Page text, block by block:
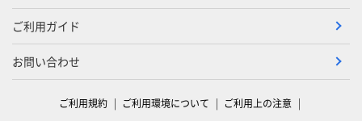
ご利用ガイド
お問い合わせ
ご利用規約 ご利用環境について
ご利用上の注意